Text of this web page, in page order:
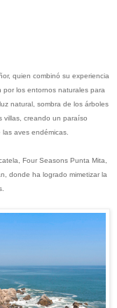
quien combinó su experiencia
por los entornos naturales para
natural, sombra de los árboles
villas, creando un paraíso
aves endémicas.
Four Seasons Punta Mita,
donde ha logrado mimetizar la